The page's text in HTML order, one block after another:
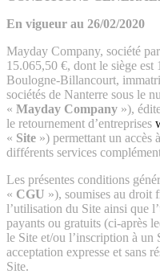
En vigueur au 26/02/2020
Mayday Company, société
15.065,50 €, dont le siège
Boulogne-Billancourt,
sociétés de Nanterre sous le
« Mayday Company »),
le retournement d’entreprises
« Site ») permettant un accès
différents services
Les présentes conditions
« CGU »), soumises au droit
l’utilisation du Site ainsi que
payants ou gratuits (ci-après
le Site et/ou l’inscription à un
acceptation expresse et sans
Site.